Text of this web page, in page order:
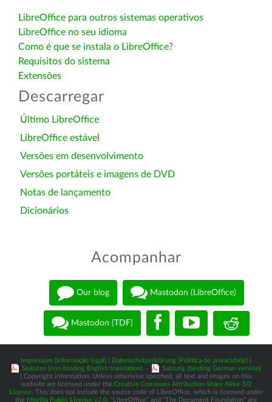
LibreOffice para outros sistemas operativos
LibreOffice no seu idioma
Como é que se instala o LibreOffice?
Requisitos do sistema
Extensões
Descarregar
Último LibreOffice
LibreOffice estável
Versões em desenvolvimento
Versões portáteis e imagens de DVD
Notas de lançamento
Dicionários
Acompanhar
Our blog Mastodon (LibreOffice)
Mastodon (TDF)
Impressum (Informação legal) Datenschutzerklärung (Política de privacidade)
Statutes (non-binding English translation) -
Satzung (binding German version)
| Copyright information: Unless otherwise specified, all text and images on this
website are licensed under the Creative Commons Attribution-Share Alike 3.0
License . This does not include the source code of LibreOffice, which is licensed under
the Mozilla Public License v2.0 . “LibreOffice” and “The Document Foundation” are